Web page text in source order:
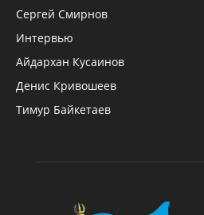
Сергей Смирнов
Интервью
Айдархан Кусаинов
Денис Кривошеев
Тимур Байкетаев